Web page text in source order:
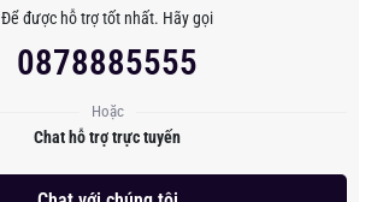
Để được hỗ trợ tốt nhất. Hãy gọi
0878885555
Hoặc
Chat hỗ trợ trực tuyến